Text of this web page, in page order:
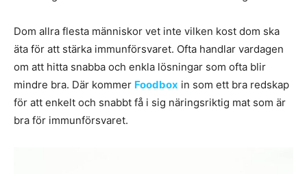
Dom allra flesta människor vet inte vilken kost dom ska
äta för att stärka immunförsvaret. Ofta handlar vardagen
om att hitta snabba och enkla lösningar som ofta blir
mindre bra. Där kommer Foodbox in som ett bra redskap
för att enkelt och snabbt få i sig näringsriktig mat som är
bra för immunförsvaret.